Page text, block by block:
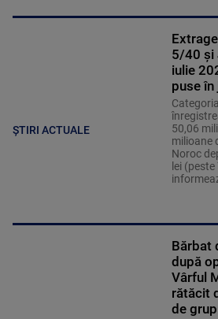
ȘTIRI ACTUALE
5/40 și
iulie
puse în
50,06
milioane
Noroc
lei
Bărbat
după
Vârful
rătăcit
de grup